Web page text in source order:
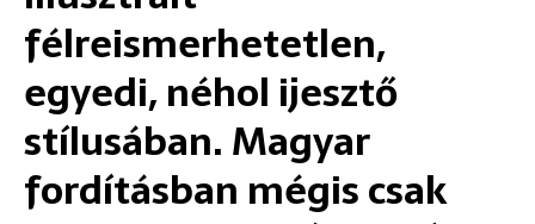
félreismerhetetlen,
egyedi, néhol ijesztő
stílusában. Magyar
fordításban mégis csak